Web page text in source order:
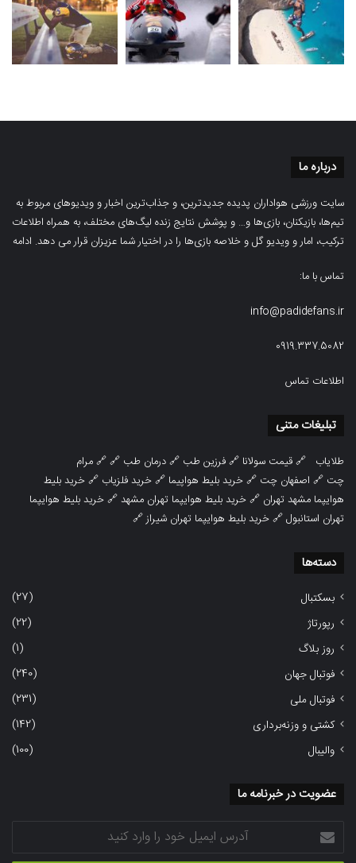
درباره ما
سایت ورزشی هواداران پدیده جدیدترین، و جذاب‌ترین اخبار و ویدیوهای مربوط به
تیم‌ها، بازیکنان، بازی‌ها و… و پوشش نتایج زنده لیگ‌های مختلف، به همراه اطلاعات
ترکیب، امار و ویدیو‌‌ گل‌ و خلاصه بازی‌ها را در اختیار شما عزیزان قرار می دهد. ادامه
تماس با ما:
info@padidefans.ir
0919.337.5082
اطلاعات تماس
تبلیغات متنی
طلایاب 🔗قیمت سولانا 🔗فرزین طب 🔗درمان طب 🔗 🔗مرام
چت 🔗 اصفهان چت 🔗خرید بلیط هواپیما 🔗خرید فلزیاب 🔗خرید بلیط
هوایپما مشهد تهران 🔗خرید بلیط هوایپما تهران مشهد🔗خرید بلیط هوایپما
تهران استانبول🔗خرید بلیط هوایپما تهران شیراز🔗
دسته‌ها
بسکتبال
(27)
رپورتاژ
(22)
روز بلاگ
(1)
فوتبال جهان
(240)
فوتبال ملی
(231)
کشتی و وزنه‌برداری
(142)
والیبال
(100)
عضویت در خبرنامه ما
آدرس
ایمیل